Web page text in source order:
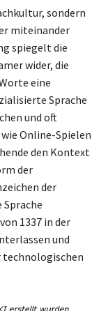
sondern
miteinander
spiegelt die
wider, die
eine
Sprache
und oft
Online-Spielen
den Kontext
der
der
1337 in der
und
technologischen